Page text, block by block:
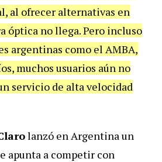
al ofrecer alternativas en
óptica no llega. Pero incluso
argentinas como el AMBA,
muchos usuarios aún no
servicio de alta velocidad
lanzó en Argentina un
apunta a competir con